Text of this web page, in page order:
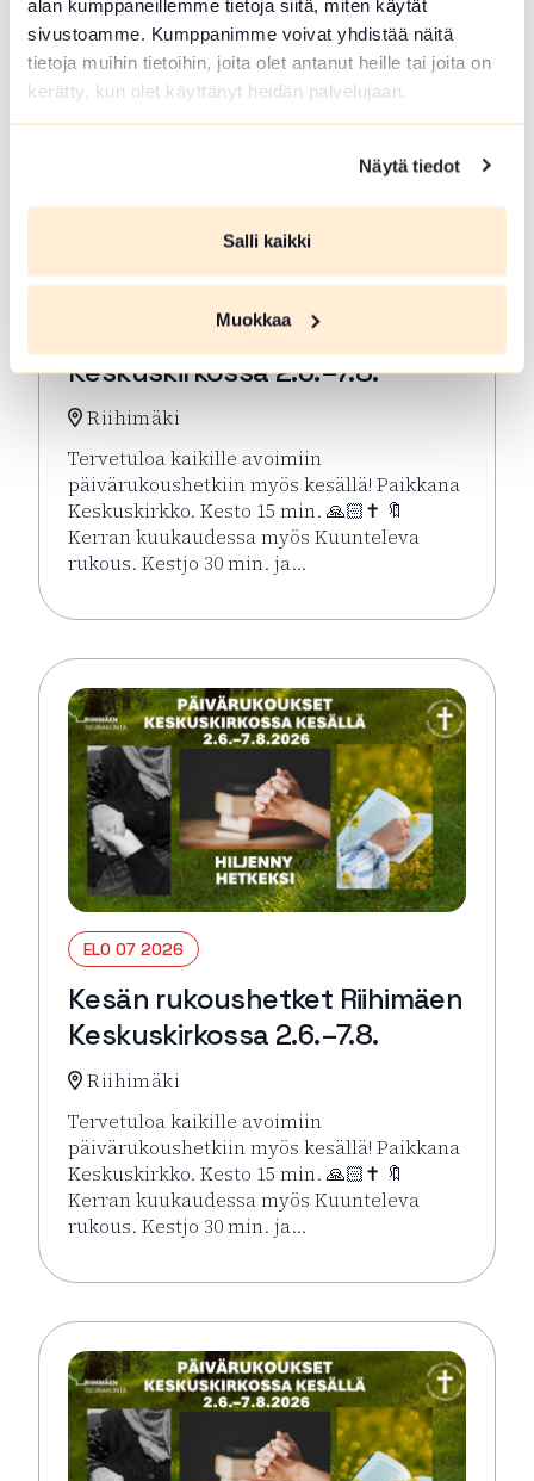
alan kumppaneillemme tietoja siitä, miten käytät
sivustoamme. Kumppanimme voivat yhdistää näitä
tietoja muihin tietoihin, joita olet antanut heille tai joita on
kerätty, kun olet käyttänyt heidän palvelujaan.
Näytä tiedot
Salli kaikki
Muokkaa
ELO 07 2026
Kesän rukoushetket Riihimäen
Keskuskirkossa 2.6.–7.8.
Riihimäki
Tervetuloa kaikille avoimiin
päivärukoushetkiin myös kesällä! Paikkana
Keskuskirkko. Kesto 15 min. 🙏🏻✝️ 🔖
Kerran kuukaudessa myös Kuunteleva
rukous. Kestjo 30 min. ja…
Lue lisää tapahtumasta Kesän rukoushetket
ELO 07 2026
Kesän rukoushetket Riihimäen
Keskuskirkossa 2.6.–7.8.
Riihimäki
Tervetuloa kaikille avoimiin
päivärukoushetkiin myös kesällä! Paikkana
Keskuskirkko. Kesto 15 min. 🙏🏻✝️ 🔖
Kerran kuukaudessa myös Kuunteleva
rukous. Kestjo 30 min. ja…
Lue lisää tapahtumasta Kesän rukoushetket